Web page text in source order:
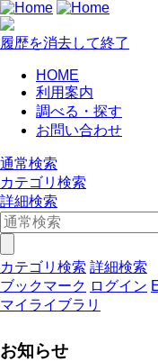
履歴を消去して終了
HOME
利用案内
調べる・探す
お問い合わせ
通常検索
カテゴリ検索
詳細検索
カテゴリ検索 詳細検索
ブックマーク ログイン
マイライブラリ
お知らせ